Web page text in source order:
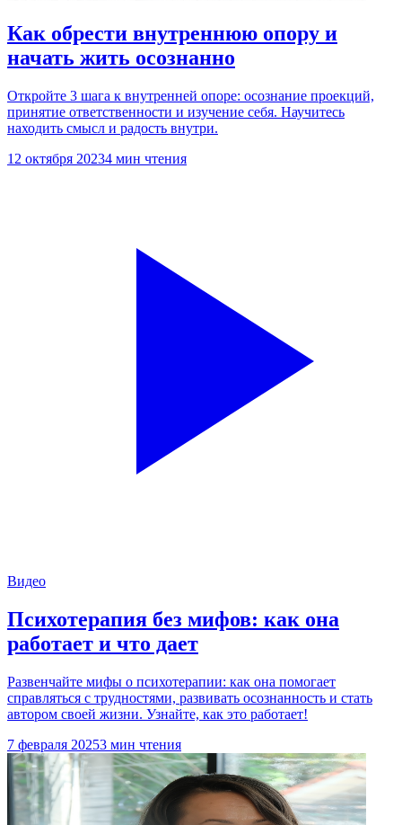
Как обрести внутреннюю опору и
начать жить осознанно
Откройте 3 шага к внутренней опоре: осознание проекций,
принятие ответственности и изучение себя. Научитесь
находить смысл и радость внутри.
12 октября 20234 мин чтения
Видео
Психотерапия без мифов: как она
работает и что дает
Развенчайте мифы о психотерапии: как она помогает
справляться с трудностями, развивать осознанность и стать
автором своей жизни. Узнайте, как это работает!
7 февраля 20253 мин чтения